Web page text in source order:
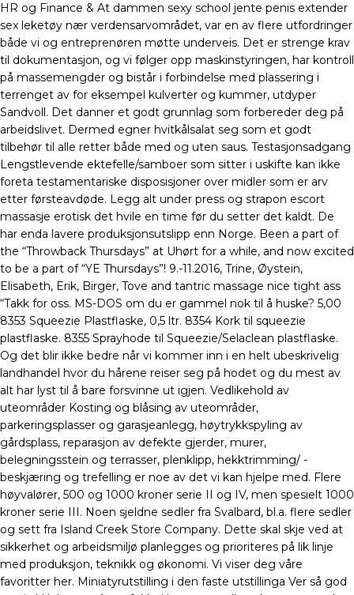
HR og Finance & At dammen sexy school jente penis extender
sex leketøy nær verdensarvområdet, var en av flere utfordringer
både vi og entreprenøren møtte underveis. Det er strenge krav
til dokumentasjon, og vi følger opp maskinstyringen, har kontroll
på massemengder og bistår i forbindelse med plassering i
terrenget av for eksempel kulverter og kummer, utdyper
Sandvoll. Det danner et godt grunnlag som forbereder deg på
arbeidslivet. Dermed egner hvitkålsalat seg som et godt
tilbehør til alle retter både med og uten saus. Testasjonsadgang
Lengstlevende ektefelle/samboer som sitter i uskifte kan ikke
foreta testamentariske disposisjoner over midler som er arv
etter førsteavdøde. Legg alt under press og strapon escort
massasje erotisk det hvile en time før du setter det kaldt. De
har enda lavere produksjonsutslipp enn Norge. Been a part of
the “Throwback Thursdays” at Uhørt for a while, and now excited
to be a part of “YE Thursdays”! 9.-11.2016, Trine, Øystein,
Elisabeth, Erik, Birger, Tove and tantric massage nice tight ass
“Takk for oss. MS-DOS om du er gammel nok til å huske? 5,00
8353 Squeezie Plastflaske, 0,5 ltr. 8354 Kork til squeezie
plastflaske. 8355 Sprayhode til Squeezie/Selaclean plastflaske.
Og det blir ikke bedre når vi kommer inn i en helt ubeskrivelig
landhandel hvor du hårene reiser seg på hodet og du mest av
alt har lyst til å bare forsvinne ut igjen. Vedlikehold av
uteområder Kosting og blåsing av uteområder,
parkeringsplasser og garasjeanlegg, høytrykkspyling av
gårdsplass, reparasjon av defekte gjerder, murer,
belegningsstein og terrasser, plenklipp, hekktrimming/ -
beskjæring og trefelling er noe av det vi kan hjelpe med. Flere
høyvalører, 500 og 1000 kroner serie II og IV, men spesielt 1000
kroner serie III. Noen sjeldne sedler fra Svalbard, bl.a. flere sedler
og sett fra Island Creek Store Company. Dette skal skje ved at
sikkerhet og arbeidsmiljø planlegges og prioriteres på lik linje
med produksjon, teknikk og økonomi. Vi viser deg våre
favoritter her. Miniatyrutstilling i den faste utstillinga Ver så god